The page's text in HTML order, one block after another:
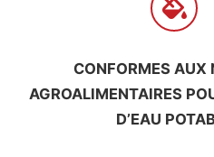
CONFORMES AUX
AGROALIMENTAIRES
D’EAU